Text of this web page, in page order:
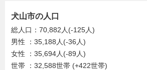
犬山市の人口
総人口：70,882人(-125人)
男性 ：35,188人(-36人)
女性 ：35,694人(-89人)
世帯 ：32,588世帯 (+422世帯)